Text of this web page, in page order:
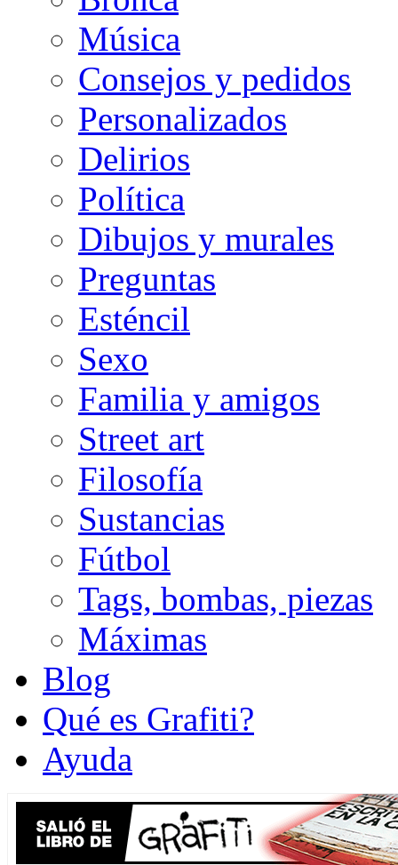
Música
Consejos y pedidos
Personalizados
Delirios
Política
Dibujos y murales
Preguntas
Esténcil
Sexo
Familia y amigos
Street art
Filosofía
Sustancias
Fútbol
Tags, bombas, piezas
Máximas
Blog
Qué es Grafiti?
Ayuda